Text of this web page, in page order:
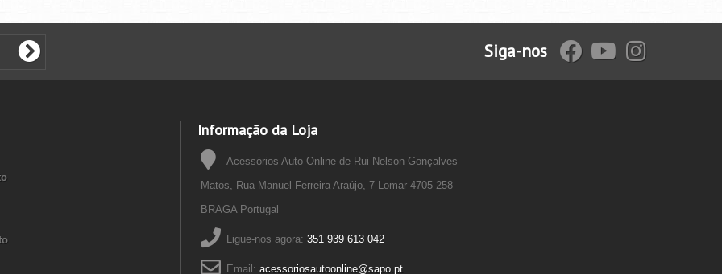
Siga-nos
Informação da Loja
Acessórios Auto Online de Rui Nelson Gonçalves
Matos, Rua Manuel Ferreira Araújo, 7 Lomar 4705-258
BRAGA Portugal
Ligue-nos agora: 351 939 613 042
Email: acessoriosautoonline@sapo.pt